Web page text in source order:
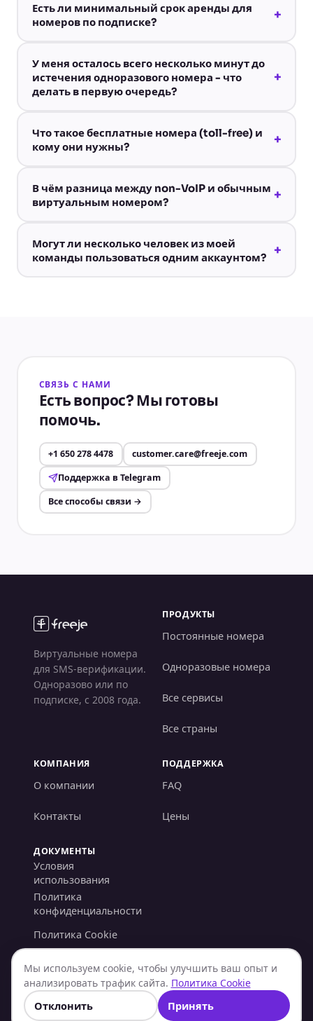
Есть ли минимальный срок аренды для
номеров по подписке?
+
У меня осталось всего несколько минут до
истечения одноразового номера - что
делать в первую очередь?
+
Что такое бесплатные номера (toll-free) и
кому они нужны?
+
В чём разница между non-VoIP и обычным
виртуальным номером?
+
Могут ли несколько человек из моей
команды пользоваться одним аккаунтом?
+
СВЯЗЬ С НАМИ
Есть вопрос? Мы готовы
помочь.
+1 650 278 4478
customer.care@freeje.com
Поддержка в Telegram
Все способы связи →
Виртуальные номера
для SMS-верификации.
Одноразово или по
подписке, с 2008 года.
ПРОДУКТЫ
Постоянные номера
Одноразовые номера
Все сервисы
Все страны
КОМПАНИЯ
О компании
Контакты
ПОДДЕРЖКА
FAQ
Цены
ДОКУМЕНТЫ
Условия
использования
Политика
конфиденциальности
Политика Cookie
Политика AML/KYC
Политика возвратов
Мы используем cookie, чтобы улучшить ваш опыт и
анализировать трафик сайта. Политика Cookie
Отклонить Принять